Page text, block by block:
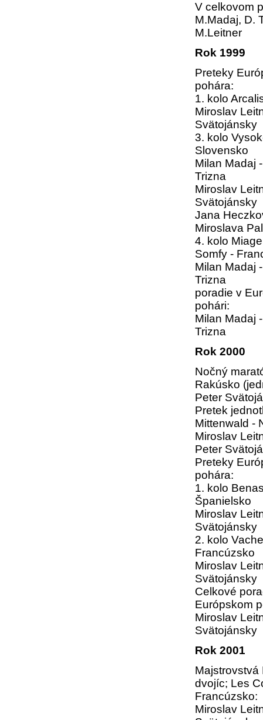
V celkovom
M.Madaj, D.
M.Leitner
Rok 1999
Preteky
pohára:
1. kolo
Miroslav
Svätojánsky
3. kolo
Slovensko
Milan Madaj
Trizna
Miroslav
Svätojánsky
Jana
Miroslava
4. kolo
Somfy -
Milan Madaj
Trizna
poradie v
pohári:
Milan Madaj
Trizna
Rok 2000
Nočný
Rakúsko
Peter
Pretek
Mittenwald -
Miroslav
Peter
Preteky
pohára:
1. kolo
Španielsko
Miroslav
Svätojánsky
2. kolo
Francúzsko
Miroslav
Svätojánsky
Celkové
Európskom
Miroslav
Svätojánsky
Rok 2001
Majstrovstvá
dvojíc; Les
Francúzsko:
Miroslav